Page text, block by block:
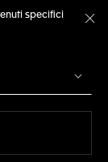
specifici